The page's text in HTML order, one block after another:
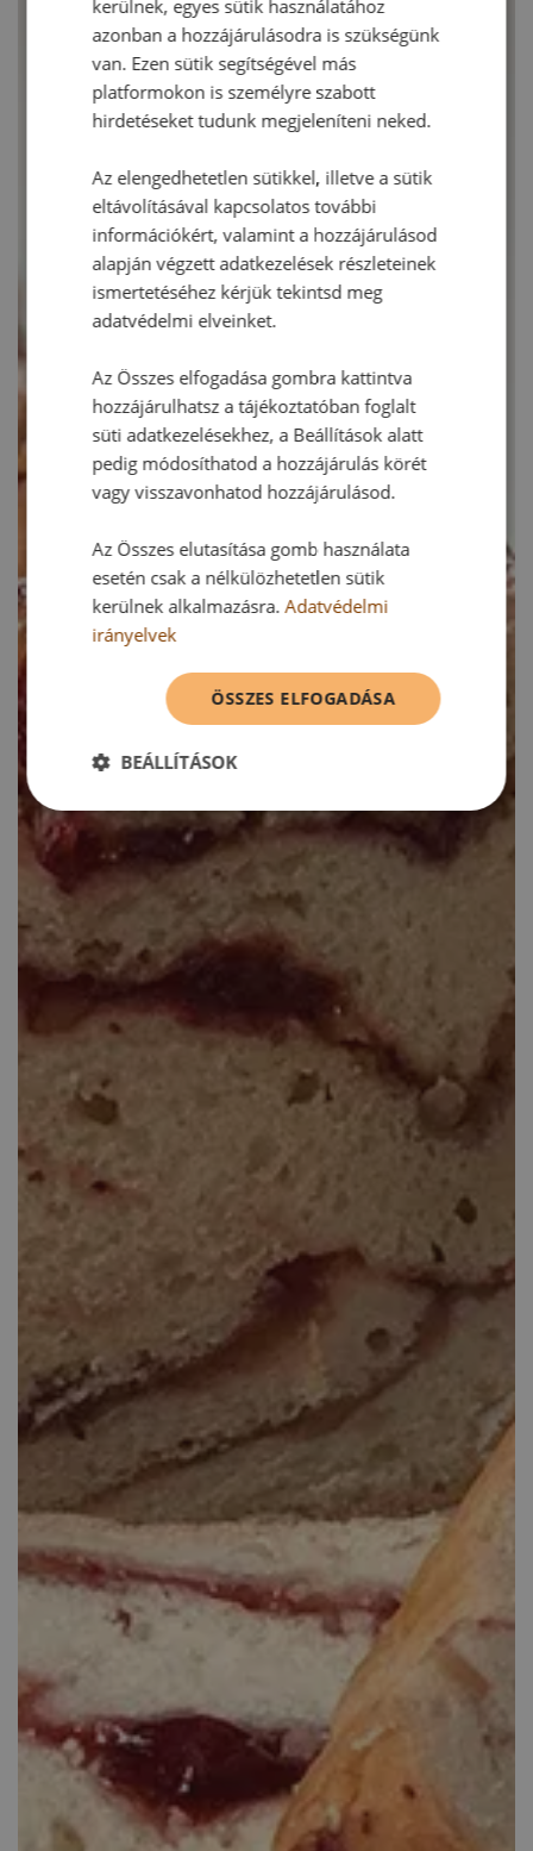
kerülnek, egyes sütik használatához
azonban a hozzájárulásodra is szükségünk
van. Ezen sütik segítségével más
platformokon is személyre szabott
hirdetéseket tudunk megjeleníteni neked.
Az elengedhetetlen sütikkel, illetve a sütik
eltávolításával kapcsolatos további
információkért, valamint a hozzájárulásod
alapján végzett adatkezelések részleteinek
ismertetéséhez kérjük tekintsd meg
adatvédelmi elveinket.
Az Összes elfogadása gombra kattintva
hozzájárulhatsz a tájékoztatóban foglalt
süti adatkezelésekhez, a Beállítások alatt
pedig módosíthatod a hozzájárulás körét
vagy visszavonhatod hozzájárulásod.
Az Összes elutasítása gomb használata
esetén csak a nélkülözhetetlen sütik
kerülnek alkalmazásra.Adatvédelmi
irányelvek
ÖSSZES ELFOGADÁSA
BEÁLLÍTÁSOK